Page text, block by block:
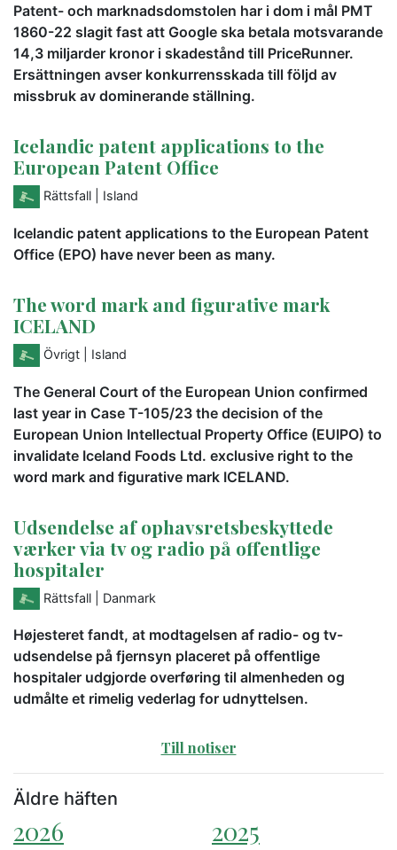
Patent- och marknadsdomstolen har i dom i mål PMT
1860-22 slagit fast att Google ska betala motsvarande
14,3 miljarder kronor i skadestånd till PriceRunner.
Ersättningen avser konkurrensskada till följd av
missbruk av dominerande ställning.
Icelandic patent applications to the
European Patent Office
Rättsfall | Island
Icelandic patent applications to the European Patent
Office (EPO) have never been as many.
The word mark and figurative mark
ICELAND
Övrigt | Island
The General Court of the European Union confirmed
last year in Case T-105/23 the decision of the
European Union Intellectual Property Office (EUIPO) to
invalidate Iceland Foods Ltd. exclusive right to the
word mark and figurative mark ICELAND.
Udsendelse af ophavsretsbeskyttede
værker via tv og radio på offentlige
hospitaler
Rättsfall | Danmark
Højesteret fandt, at modtagelsen af radio- og tv-
udsendelse på fjernsyn placeret på offentlige
hospitaler udgjorde overføring til almenheden og
udmålte et rimelig vederlag for udnyttelsen.
Till notiser
Äldre häften
2026
2025